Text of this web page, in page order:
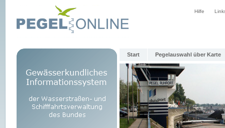
Hilfe
Start Pegelauswahl über Karte